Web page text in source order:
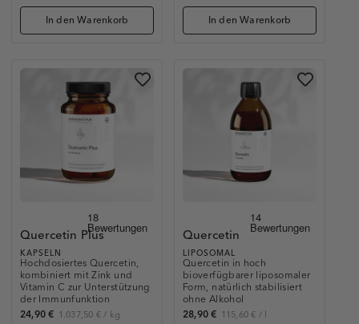
In den Warenkorb In den Warenkorb
Quercetin Plus
KAPSELN
Hochdosiertes Quercetin,
kombiniert mit Zink und
Vitamin C zur Unterstützung
der Immunfunktion
24,90 € 1.037,50 €/ kg
Quercetin
LIPOSOMAL
Quercetin in hoch
bioverfügbarer liposomaler
Form, natürlich stabilisiert
ohne Alkohol
28,90 € 115,60 € / l